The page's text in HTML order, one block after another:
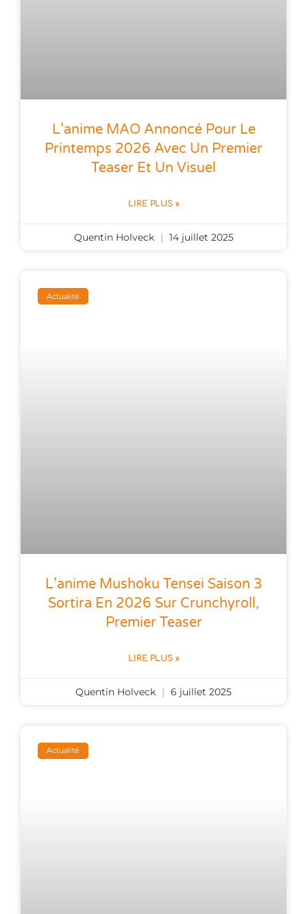
L’anime MAO Annoncé Pour Le
Printemps 2026 Avec Un Premier
Teaser Et Un Visuel
LIRE PLUS »
Quentin Holveck 14 juillet 2025
Actualité
L’anime Mushoku Tensei Saison 3
Sortira En 2026 Sur Crunchyroll,
Premier Teaser
LIRE PLUS »
Quentin Holveck 6 juillet 2025
Actualité